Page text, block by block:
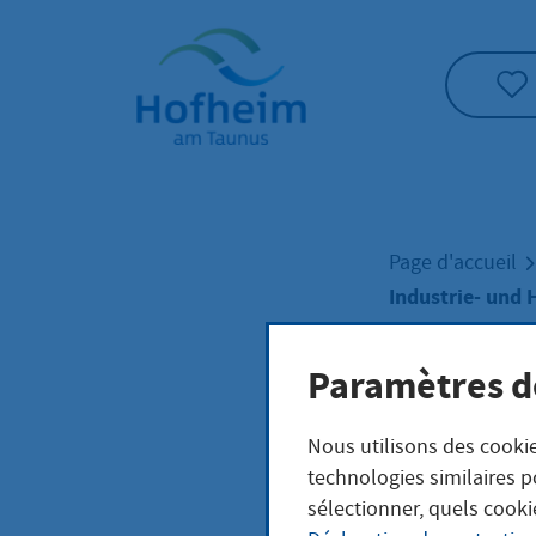
Accueil"
Page d'accueil
Industrie- und
Paramètres
Nous utilisons des
technologies similaires
sélectionner, quels